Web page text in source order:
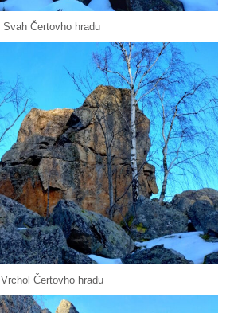
Svah Čertovho hradu
Vrchol Čertovho hradu